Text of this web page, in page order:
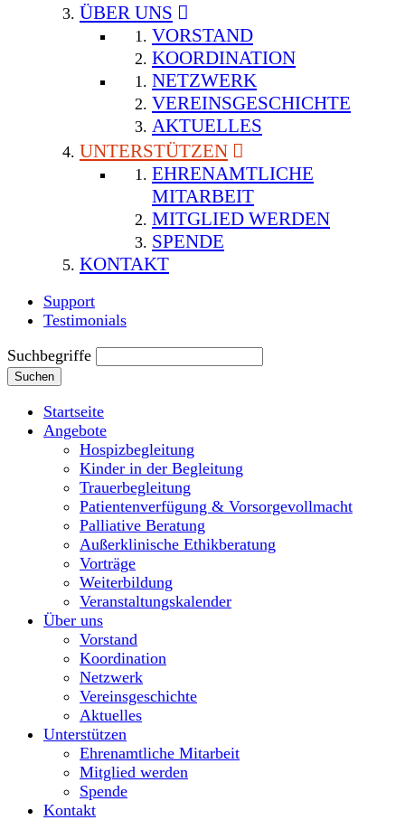
ÜBER UNS
VORSTAND
KOORDINATION
NETZWERK
VEREINSGESCHICHTE
AKTUELLES
UNTERSTÜTZEN
EHRENAMTLICHE
MITARBEIT
MITGLIED WERDEN
SPENDE
KONTAKT
Support
Testimonials
Suchbegriffe
Suchen
Startseite
Angebote
Hospizbegleitung
Kinder in der Begleitung
Trauerbegleitung
Patientenverfügung & Vorsorgevollmacht
Palliative Beratung
Außerklinische Ethikberatung
Vorträge
Weiterbildung
Veranstaltungskalender
Über uns
Vorstand
Koordination
Netzwerk
Vereinsgeschichte
Aktuelles
Unterstützen
Ehrenamtliche Mitarbeit
Mitglied werden
Spende
Kontakt